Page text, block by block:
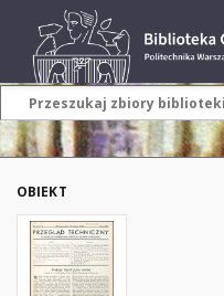
OBIEKT